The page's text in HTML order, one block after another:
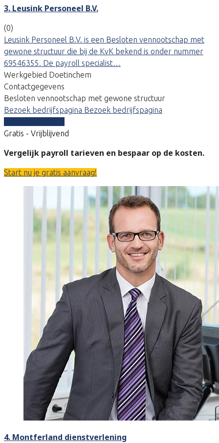
3. Leusink Personeel B.V.
(0)
Leusink Personeel B.V. is een Besloten vennootschap met
gewone structuur die bij de KvK bekend is onder nummer
69546355. De payroll specialist…
Werkgebied Doetinchem
Contactgegevens
Besloten vennootschap met gewone structuur
Bezoek bedrijfspagina Bezoek bedrijfspagina
Gratis - Vrijblijvend
Vergelijk payroll tarieven en bespaar op de kosten.
Start nu je gratis aanvraag!
4. Montferland dienstverlening